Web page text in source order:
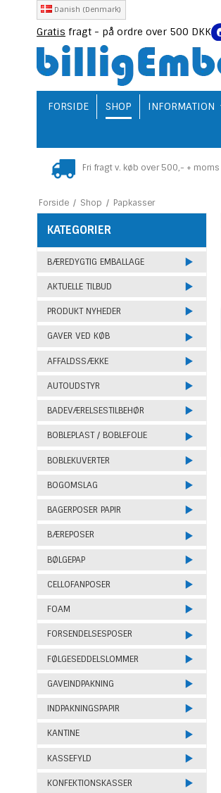
Danish (Denmark)
Gratis fragt - på ordre over 500 DKK
FORSIDE SHOP INFORMATION
Fri fragt v. køb over 500,- + moms
Forside / Shop / Papkasser
KATEGORIER
BÆREDYGTIG EMBALLAGE
AKTUELLE TILBUD
PRODUKT NYHEDER
GAVER VED KØB
AFFALDSSÆKKE
AUTOUDSTYR
BADEVÆRELSESTILBEHØR
BOBLEPLAST / BOBLEFOLIE
BOBLEKUVERTER
BOGOMSLAG
BAGERPOSER PAPIR
BÆREPOSER
BØLGEPAP
CELLOFANPOSER
FOAM
FORSENDELSESPOSER
FØLGESEDDELSLOMMER
GAVEINDPAKNING
INDPAKNINGSPAPIR
KANTINE
KASSEFYLD
KONFEKTIONSKASSER